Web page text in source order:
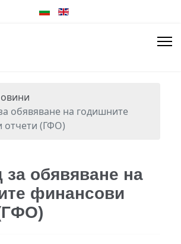
обявяване на годишните
отчети (ГФО)
за обявяване на
финансови